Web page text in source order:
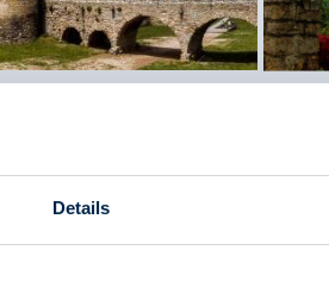
Details